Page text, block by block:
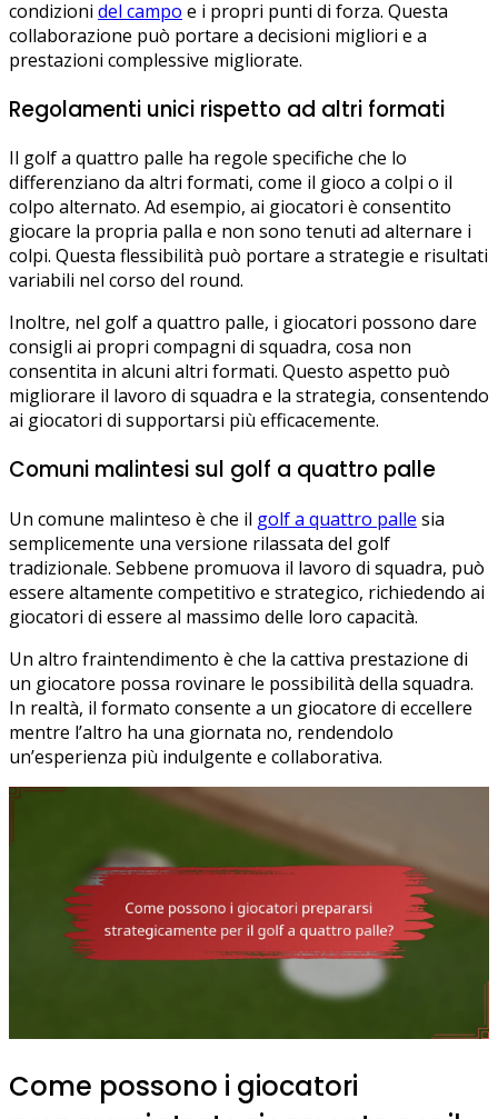
condizioni del campo e i propri punti di forza. Questa
collaborazione può portare a decisioni migliori e a
prestazioni complessive migliorate.
Regolamenti unici rispetto ad altri formati
Il golf a quattro palle ha regole specifiche che lo
differenziano da altri formati, come il gioco a colpi o il
colpo alternato. Ad esempio, ai giocatori è consentito
giocare la propria palla e non sono tenuti ad alternare i
colpi. Questa flessibilità può portare a strategie e risultati
variabili nel corso del round.
Inoltre, nel golf a quattro palle, i giocatori possono dare
consigli ai propri compagni di squadra, cosa non
consentita in alcuni altri formati. Questo aspetto può
migliorare il lavoro di squadra e la strategia, consentendo
ai giocatori di supportarsi più efficacemente.
Comuni malintesi sul golf a quattro palle
Un comune malinteso è che il golf a quattro palle sia
semplicemente una versione rilassata del golf
tradizionale. Sebbene promuova il lavoro di squadra, può
essere altamente competitivo e strategico, richiedendo ai
giocatori di essere al massimo delle loro capacità.
Un altro fraintendimento è che la cattiva prestazione di
un giocatore possa rovinare le possibilità della squadra.
In realtà, il formato consente a un giocatore di eccellere
mentre l’altro ha una giornata no, rendendolo
un’esperienza più indulgente e collaborativa.
Come possono i giocatori